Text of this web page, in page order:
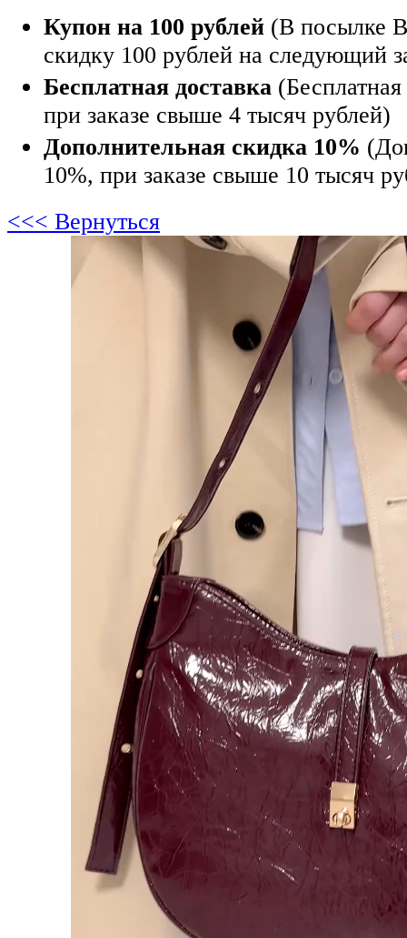
Купон на 100 рублей (В посылке
скидку 100 рублей на следующий
Бесплатная доставка
при заказе свыше 4 тысяч рублей)
Дополнительная скидка 10%
10%, при заказе свыше 10 тысяч
<<< Вернуться